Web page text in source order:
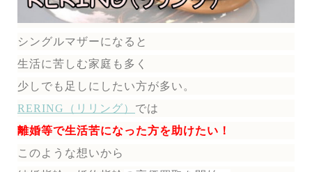
シングルマザーになると
生活に苦しむ家庭も多く
少しでも足しにしたい方が多い。
RERING（リリング） では
離婚等で生活苦になった方を助けたい！
このような想いから